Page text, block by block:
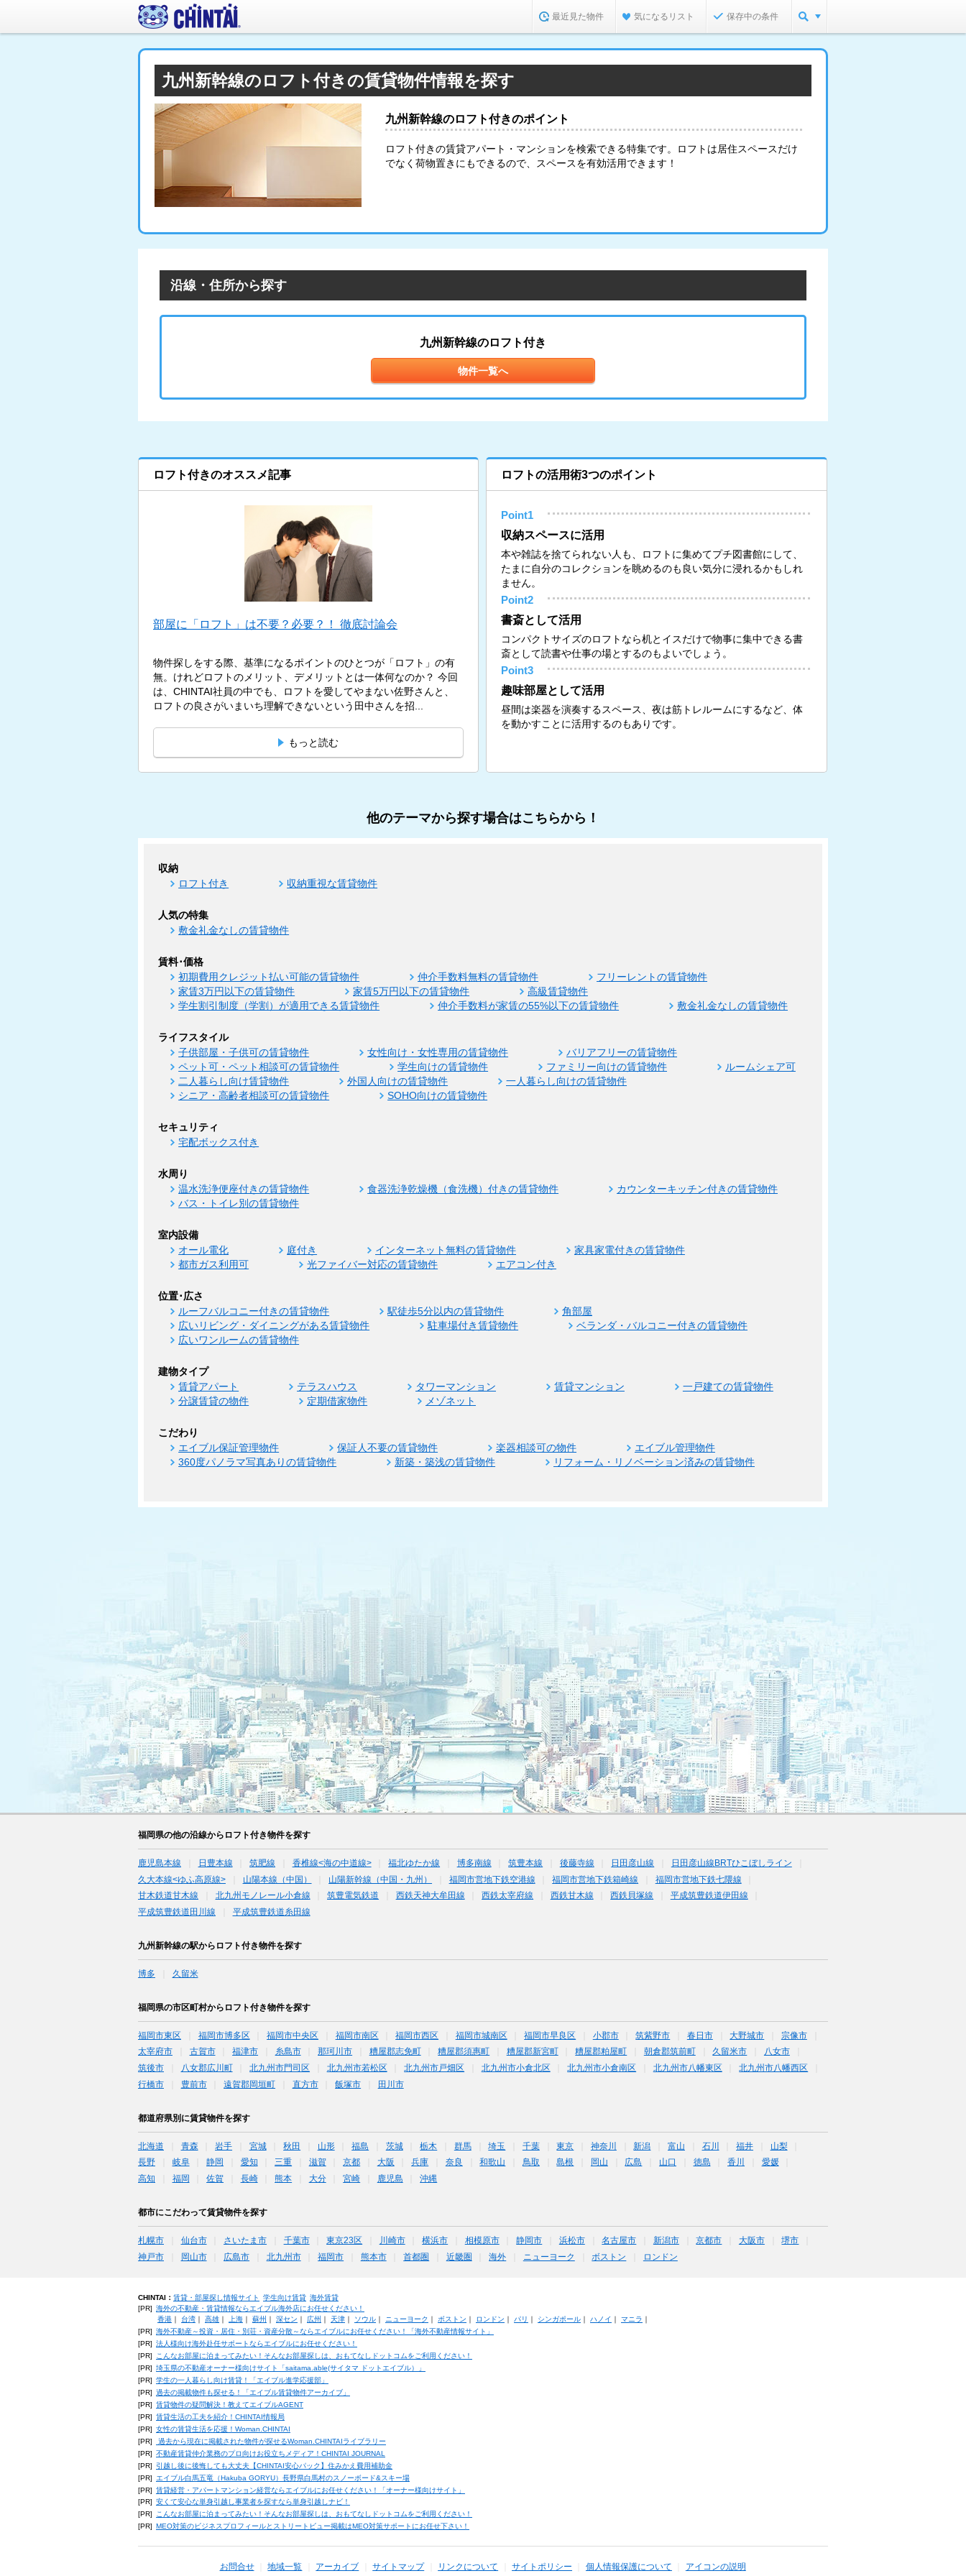
最近見た物件 気になるリスト 保存中の条件
九州新幹線のロフト付きの賃貸物件情報を探す
九州新幹線のロフト付きのポイント
ロフト付きの賃貸アパート・マンションを検索できる特集です。ロフトは居住スペースだけ
でなく荷物置きにもできるので、スペースを有効活用できます！
沿線・住所から探す
九州新幹線のロフト付き
物件一覧へ
ロフト付きのオススメ記事
部屋に「ロフト」は不要？必要？！ 徹底討論会
物件探しをする際、基準になるポイントのひとつが「ロフト」の有
無。けれどロフトのメリット、デメリットとは一体何なのか？ 今回
は、CHINTAI社員の中でも、ロフトを愛してやまない佐野さんと、
ロフトの良さがいまいち理解できないという田中さんを招...
もっと読む
ロフトの活用術3つのポイント
Point1
収納スペースに活用
本や雑誌を捨てられない人も、ロフトに集めてプチ図書館にして、
たまに自分のコレクションを眺めるのも良い気分に浸れるかもしれ
ません。
Point2
書斎として活用
コンパクトサイズのロフトなら机とイスだけで物事に集中できる書
斎として読書や仕事の場とするのもよいでしょう。
Point3
趣味部屋として活用
昼間は楽器を演奏するスペース、夜は筋トレルームにするなど、体
を動かすことに活用するのもありです。
他のテーマから探す場合はこちらから！
収納
ロフト付き 収納重視な賃貸物件
人気の特集
敷金礼金なしの賃貸物件
賃料･価格
初期費用クレジット払い可能の賃貸物件 仲介手数料無料の賃貸物件
フリーレントの賃貸物件
家賃3万円以下の賃貸物件
家賃5万円以下の賃貸物件
高級賃貸物件
学生割引制度（学割）が適用できる賃貸物件
仲介手数料が家賃の55%以下の賃貸物件 敷金礼金なしの賃貸物件
ライフスタイル
子供部屋・子供可の賃貸物件 女性向け・女性専用の賃貸物件
バリアフリーの賃貸物件
ペット可・ペット相談可の賃貸物件
学生向けの賃貸物件 ファミリー向けの賃貸物件
ルームシェア可
二人暮らし向け賃貸物件
外国人向けの賃貸物件
一人暮らし向けの賃貸物件
シニア・高齢者相談可の賃貸物件
SOHO向けの賃貸物件
セキュリティ
宅配ボックス付き
水周り
温水洗浄便座付きの賃貸物件 食器洗浄乾燥機（食洗機）付きの賃貸物件
カウンターキッチン付きの賃貸物件
バス・トイレ別の賃貸物件
室内設備
オール電化 庭付き インターネット無料の賃貸物件
家具家電付きの賃貸物件
都市ガス利用可
光ファイバー対応の賃貸物件 エアコン付き
位置･広さ
ルーフバルコニー付きの賃貸物件 駅徒歩5分以内の賃貸物件
角部屋
広いリビング・ダイニングがある賃貸物件
駐車場付き賃貸物件
ベランダ・バルコニー付きの賃貸物件
広いワンルームの賃貸物件
建物タイプ
賃貸アパート テラスハウス タワーマンション 賃貸マンション
一戸建ての賃貸物件
分譲賃貸の物件
定期借家物件 メゾネット
こだわり
エイブル保証管理物件 保証人不要の賃貸物件 楽器相談可の物件
エイブル管理物件
360度パノラマ写真ありの賃貸物件
新築・築浅の賃貸物件 リフォーム・リノベーション済みの賃貸物件
福岡県の他の沿線からロフト付き物件を探す
鹿児島本線 日豊本線 筑肥線 香椎線<海の中道線> 福北ゆたか線 博多南線 筑豊本線 後藤寺線 日田彦山線
日田彦山線BRTひこぼしライン
久大本線<ゆふ高原線>
山陽本線（中国） 山陽新幹線（中国・九州） 福岡市営地下鉄空港線 福岡市営地下鉄箱崎線
福岡市営地下鉄七隈線
甘木鉄道甘木線
北九州モノレール小倉線 筑豊電気鉄道 西鉄天神大牟田線 西鉄太宰府線 西鉄甘木線 西鉄貝塚線
平成筑豊鉄道伊田線
平成筑豊鉄道田川線
平成筑豊鉄道糸田線
九州新幹線の駅からロフト付き物件を探す
博多 久留米
福岡県の市区町村からロフト付き物件を探す
福岡市東区 福岡市博多区 福岡市中央区 福岡市南区 福岡市西区 福岡市城南区 福岡市早良区 小郡市 筑紫野市 春日市 大野城市
宗像市
太宰府市
古賀市 福津市 糸島市 那珂川市 糟屋郡志免町 糟屋郡須惠町 糟屋郡新宮町 糟屋郡粕屋町 朝倉郡筑前町 久留米市
八女市
筑後市
八女郡広川町 北九州市門司区 北九州市若松区 北九州市戸畑区 北九州市小倉北区 北九州市小倉南区 北九州市八幡東区
北九州市八幡西区
行橋市
豊前市 遠賀郡岡垣町 直方市 飯塚市 田川市
都道府県別に賃貸物件を探す
北海道 青森 岩手 宮城 秋田 山形 福島 茨城 栃木 群馬 埼玉 千葉 東京 神奈川 新潟 富山 石川 福井
山梨
長野
岐阜 静岡 愛知 三重 滋賀 京都 大阪 兵庫 奈良 和歌山 鳥取 島根 岡山 広島 山口 徳島 香川
愛媛
高知
福岡 佐賀 長崎 熊本 大分 宮崎 鹿児島 沖縄
都市にこだわって賃貸物件を探す
札幌市 仙台市 さいたま市 千葉市 東京23区 川崎市 横浜市 相模原市 静岡市 浜松市 名古屋市 新潟市 京都市 大阪市
堺市
神戸市
岡山市 広島市 北九州市 福岡市 熊本市 首都圏 近畿圏 海外 ニューヨーク ボストン ロンドン
CHINTAI： 賃貸・部屋探し情報サイト 学生向け賃貸 海外賃貸
[PR] 海外の不動産・賃貸情報ならエイブル海外店にお任せください！
香港｜ 台湾｜ 高雄｜ 上海｜ 蘇州 ｜ 深セン ｜ 広州 ｜ 天津｜ ソウル｜ ニューヨーク ｜ ボストン ｜ ロンドン ｜ パリ ｜ シンガポール｜ ハノイ ｜ マニラ ｜
[PR] 海外不動産～投資・居住・別荘・資産分散～ならエイブルにお任せください！「海外不動産情報サイト」
[PR] 法人様向け海外赴任サポートならエイブルにお任せください！
[PR]
こんなお部屋に泊まってみたい！そんなお部屋探しは、おもてなしドットコムをご利用ください！
[PR] 埼玉県の不動産オーナー様向けサイト「saitama.able(サイタマ ドットエイブル）」
[PR] 学生の一人暮らし向け賃貸！「エイブル進学応援部」
[PR] 過去の掲載物件も探せる！「エイブル賃貸物件アーカイブ」
[PR] 賃貸物件の疑問解決！教えてエイブルAGENT
[PR] 賃貸生活の工夫を紹介！CHINTAI情報局
[PR] 女性の賃貸生活を応援！Woman.CHINTAI
[PR]
過去から現在に掲載された物件が探せるWoman.CHINTAIライブラリー
[PR] 不動産賃貸仲介業務のプロ向けお役立ちメディア！CHINTAI JOURNAL
[PR]
引越し後に後悔しても大丈夫【CHINTAI安心パック】住みかえ費用補助金
[PR]
エイブル白馬五竜（Hakuba GORYU）長野県白馬村のスノーボード&スキー場
[PR] 賃貸経営・アパートマンション経営ならエイブルにお任せください！「オーナー様向けサイト」
[PR] 安くて安心な単身引越し事業者を探すなら単身引越しナビ！
[PR]
こんなお部屋に泊まってみたい！そんなお部屋探しは、おもてなしドットコムをご利用ください！
[PR]
MEO対策のビジネスプロフィールとストリートビュー掲載はMEO対策サポートにお任せ下さい！
お問合せ 地域一覧 アーカイブ サイトマップ リンクについて サイトポリシー 個人情報保護について アイコンの説明